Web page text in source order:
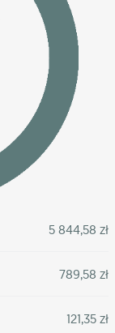
5 844,58 zł
789,58 zł
121,35 zł